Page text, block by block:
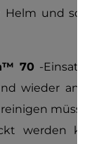
und
70-Einsatz
wieder
werden